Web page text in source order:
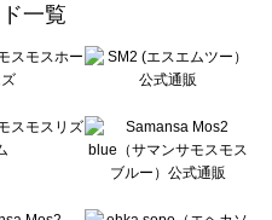
一覧
一覧